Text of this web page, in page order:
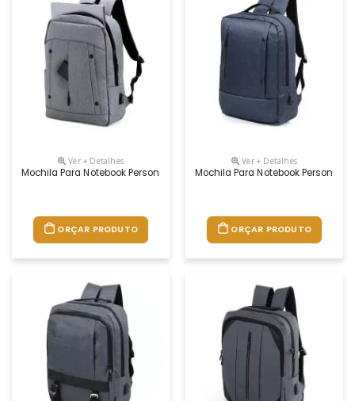
Ver + Detalhes
Mochila Para Notebook Personalizada
ORÇAR PRODUTO
Ver + Detalhes
Mochila Para Notebook
ORÇAR PRODUTO